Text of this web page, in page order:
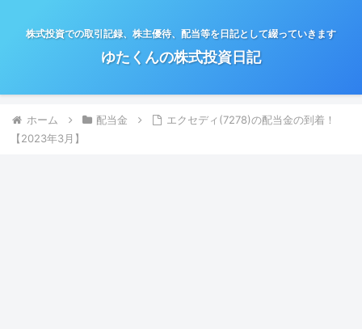
株式投資での取引記録、株主優待、配当等を日記として綴っていきます
ゆたくんの株式投資日記
ホーム 配当金
エクセディ(7278)の配当金の到着！
【2023年3月】